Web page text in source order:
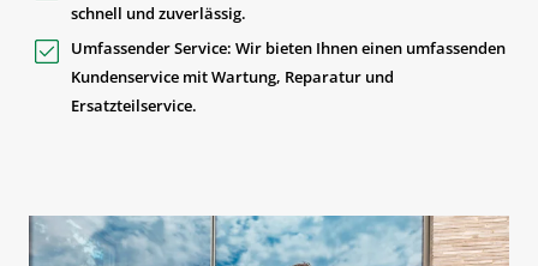
schnell und zuverlässig.
Umfassender Service: Wir bieten Ihnen einen umfassenden
Kundenservice mit Wartung, Reparatur und
Ersatzteilservice.